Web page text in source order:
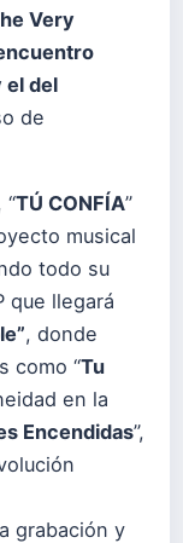
Very
el del
de
“TÚ CONFÍA”
musical
todo su
que llegará
, donde
como “Tu
en la
Encendidas”,
grabación y